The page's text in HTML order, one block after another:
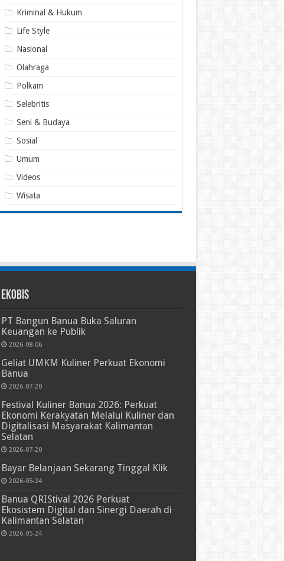
Kriminal & Hukum
Life Style
Nasional
Olahraga
Polkam
Selebritis
Seni & Budaya
Sosial
Umum
Videos
Wisata
Ekobis
PT Bangun Banua Buka Saluran
Keuangan ke Publik
2026-08-06
Geliat UMKM Kuliner Perkuat Ekonomi
Banua
2026-07-20
Festival Kuliner Banua 2026: Perkuat
Ekonomi Kerakyatan Melalui Kuliner dan
Digitalisasi Masyarakat Kalimantan
Selatan
2026-07-20
Bayar Belanjaan Sekarang Tinggal Klik
2026-05-24
Banua QRIStival 2026 Perkuat
Ekosistem Digital dan Sinergi Daerah di
Kalimantan Selatan
2026-05-24